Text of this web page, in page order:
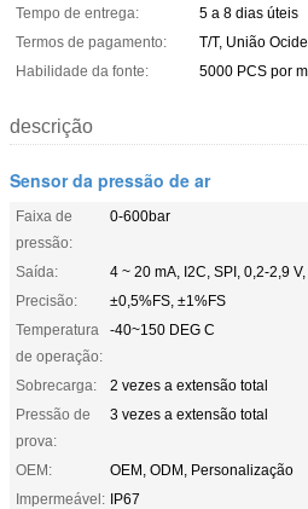
Tempo de entrega:
5 a 8 dias úteis
Termos de pagamento:
T/T, União
Habilidade da fonte:
5000 PCS por
descrição
Sensor da pressão de ar
Faixa de
pressão:
0-600bar
Saída:
4 ~ 20 mA, I2C, SPI, 0,2-2,9
Precisão:
±0,5%FS, ±1%FS
Temperatura
de operação:
-40~150 DEG C
Sobrecarga:
2 vezes a extensão total
Pressão de
prova:
3 vezes a extensão total
OEM:
OEM, ODM, Personalização
Impermeável: IP67